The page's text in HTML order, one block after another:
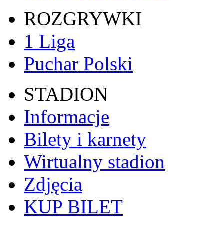
ROZGRYWKI
1 Liga
Puchar Polski
STADION
Informacje
Bilety i karnety
Wirtualny stadion
Zdjęcia
KUP BILET